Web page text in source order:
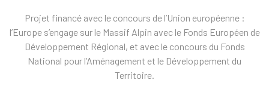
Projet financé avec le concours de l’Union européenne :
l’Europe s’engage sur le Massif Alpin avec le Fonds Européen de
Développement Régional, et avec le concours du Fonds
National pour l’Aménagement et le Développement du
Territoire.